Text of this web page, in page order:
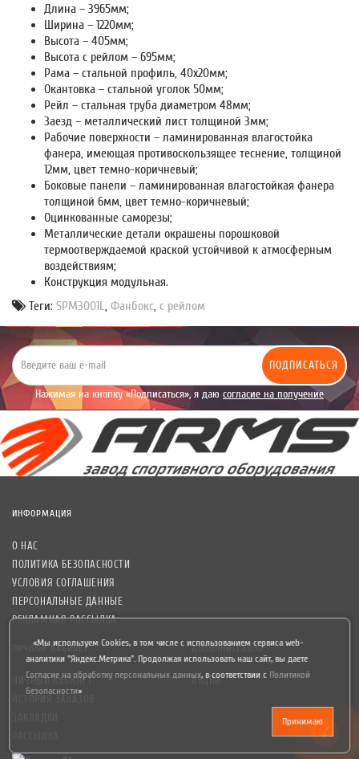
Длина – 3965мм;
Ширина – 1220мм;
Высота – 405мм;
Высота с рейлом – 695мм;
Рама – стальной профиль, 40х20мм;
Окантовка – стальной уголок 50мм;
Рейл – стальная труба диаметром 48мм;
Заезд – металлический лист толщиной 3мм;
Рабочие поверхности – ламинированная влагостойка
фанера, имеющая противоскользящее теснение, толщиной
12мм, цвет темно-коричневый;
Боковые панели – ламинированная влагостойкая фанера
толщиной 6мм, цвет темно-коричневый;
Оцинкованные саморезы;
Металлические детали окрашены порошковой
термоотверждаемой краской устойчивой к атмосферным
воздействиям;
Конструкция модульная.
Теги: SPM3001L, Фанбокс, с рейлом
ПОДПИСАТЬСЯ
Нажимая на кнопку «Подписаться», я даю согласие на получение
уведомлений рекламного характера.
ИНФОРМАЦИЯ
О НАС
ПОЛИТИКА БЕЗОПАСНОСТИ
УСЛОВИЯ СОГЛАШЕНИЯ
ПЕРСОНАЛЬНЫЕ ДАННЫЕ
РЕКЛАМНАЯ РАССЫЛКА
ЛИЧНЫЙ КАБИНЕТ
ЛИЧНЫЙ КАБИНЕТ
ДОПОЛНИТЕЛЬНО
АКЦИИ
«Мы используем Cookies, в том числе с использованием сервиса web-
аналитики "Яндекс.Метрика". Продолжая использовать наш сайт, вы даете
Согласие на обработку персональных данных,в соответствии с Политикой
Безопасности»
Принимаю